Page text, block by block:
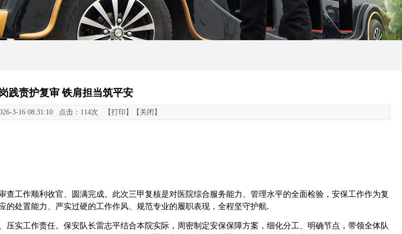
践责护复审 铁肩担当筑平安
3-16 08:31:10 点击： 114次 【打印 】【 关闭 】
查工作顺利收官、圆满完成。此次三甲复核是对医院综合服务能力、管理水平的全面检验，安保工作作为复
处置能力、严实过硬的工作作风、规范专业的履职表现，全程坚守护航.
压实工作责任。 保安队长雷志平结合本院实际 ，周密制定安保保障方案，细化分工、明确节点，带领全体队